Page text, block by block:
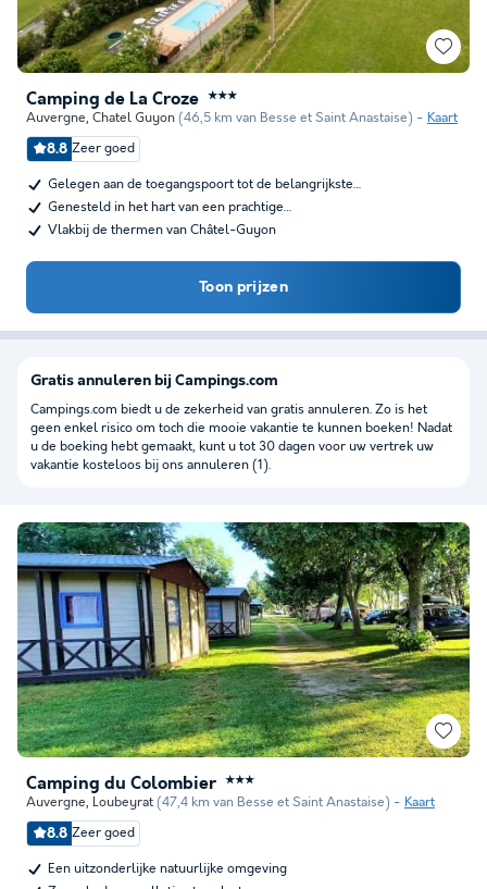
Camping de La Croze ★★★
Auvergne, Chatel Guyon (46,5 km van Besse et Saint Anastaise) Kaart
8.8 Zeer goed
Gelegen aan de toegangspoort tot de belangrijkste…
Genesteld in het hart van een prachtige…
Vlakbij de thermen van Châtel-Guyon
Toon prijzen
Camping du Colombier ★★★
Auvergne, Loubeyrat (47,4 km van Besse et Saint Anastaise) Kaart
8.8 Zeer goed
Een uitzonderlijke natuurlijke omgeving
Gratis annuleren bij Campings.com
Campings.com biedt u de zekerheid van gratis annuleren. Zo is het
geen enkel risico om toch die mooie vakantie te kunnen boeken! Nadat
u de boeking hebt gemaakt, kunt u tot 30 dagen voor uw vertrek uw
vakantie kosteloos bij ons annuleren (1).